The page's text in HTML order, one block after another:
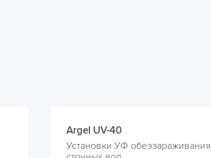
Argel UV-40
Установки УФ обеззараживания